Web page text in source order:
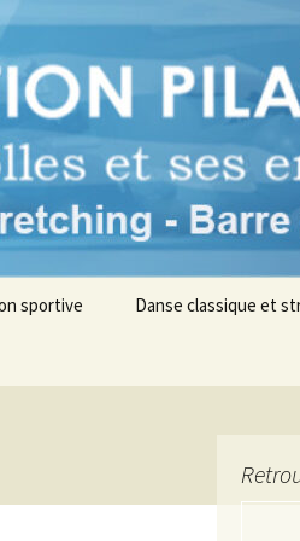
Seine
sportive Danse classique et